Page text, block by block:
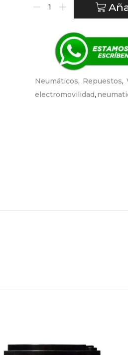
Neumáticos, Repuestos,
electromovilidad,